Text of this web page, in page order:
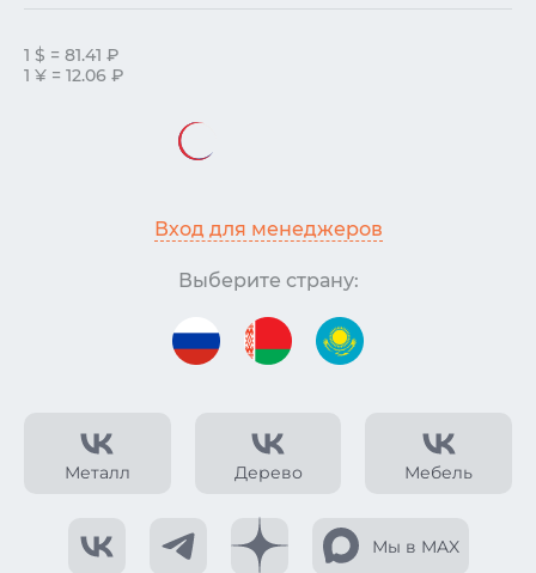
Металл Дерево Мебель
Мы в MAX
1 $ = 81.41 ₽
1 ¥ = 12.06 ₽
Вход для менеджеров
Выберите страну: